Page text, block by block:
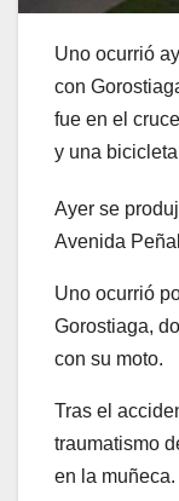
Uno ocurrió
con
fue en el
y una
Ayer se
Avenida
Uno ocurrió
Gorostiaga,
con su moto.
Tras el
traumatismo
en la muñeca.